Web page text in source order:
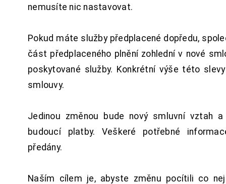
nemusíte nic nastavovat.
Pokud máte služby předplacené dopředu,
část předplaceného plnění zohlední v nové
poskytované služby. Konkrétní výše této
smlouvy.
Jedinou změnou bude nový smluvní vztah
budoucí platby. Veškeré potřebné
předány.
Naším cílem je, abyste změnu pocítili co